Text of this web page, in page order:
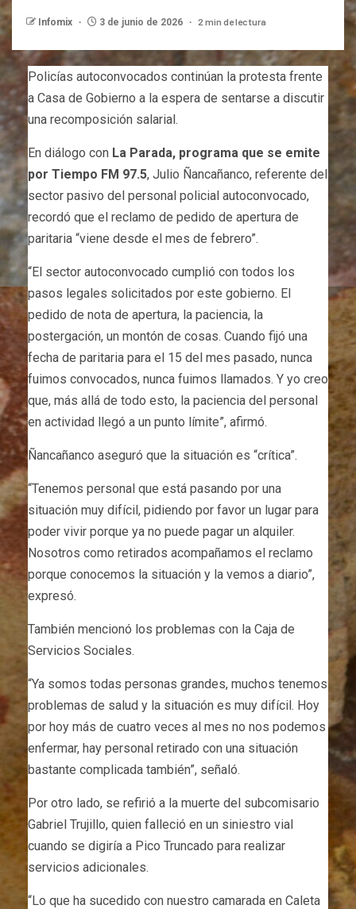
Infomix 3 de junio de 2026 2 min de lectura
Policías autoconvocados continúan la protesta frente
a Casa de Gobierno a la espera de sentarse a discutir
una recomposición salarial.
En diálogo con La Parada, programa que se emite
por Tiempo FM 97.5, Julio Ñancañanco, referente del
sector pasivo del personal policial autoconvocado,
recordó que el reclamo de pedido de apertura de
paritaria “viene desde el mes de febrero”.
“El sector autoconvocado cumplió con todos los
pasos legales solicitados por este gobierno. El
pedido de nota de apertura, la paciencia, la
postergación, un montón de cosas. Cuando fijó una
fecha de paritaria para el 15 del mes pasado, nunca
fuimos convocados, nunca fuimos llamados. Y yo creo
que, más allá de todo esto, la paciencia del personal
en actividad llegó a un punto límite”, afirmó.
Ñancañanco aseguró que la situación es “crítica”.
“Tenemos personal que está pasando por una
situación muy difícil, pidiendo por favor un lugar para
poder vivir porque ya no puede pagar un alquiler.
Nosotros como retirados acompañamos el reclamo
porque conocemos la situación y la vemos a diario”,
expresó.
También mencionó los problemas con la Caja de
Servicios Sociales.
“Ya somos todas personas grandes, muchos tenemos
problemas de salud y la situación es muy difícil. Hoy
por hoy más de cuatro veces al mes no nos podemos
enfermar, hay personal retirado con una situación
bastante complicada también”, señaló.
Por otro lado, se refirió a la muerte del subcomisario
Gabriel Trujillo, quien falleció en un siniestro vial
cuando se digiría a Pico Truncado para realizar
servicios adicionales.
“Lo que ha sucedido con nuestro camarada en Caleta